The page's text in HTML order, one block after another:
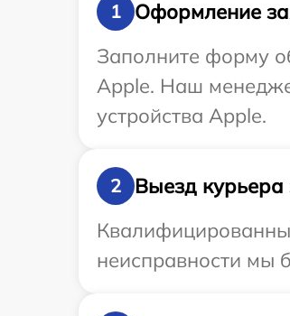
1
Оформление
Заполните форму
Apple. Наш
устройства Apple.
2
Выезд курьера
неисправности мы